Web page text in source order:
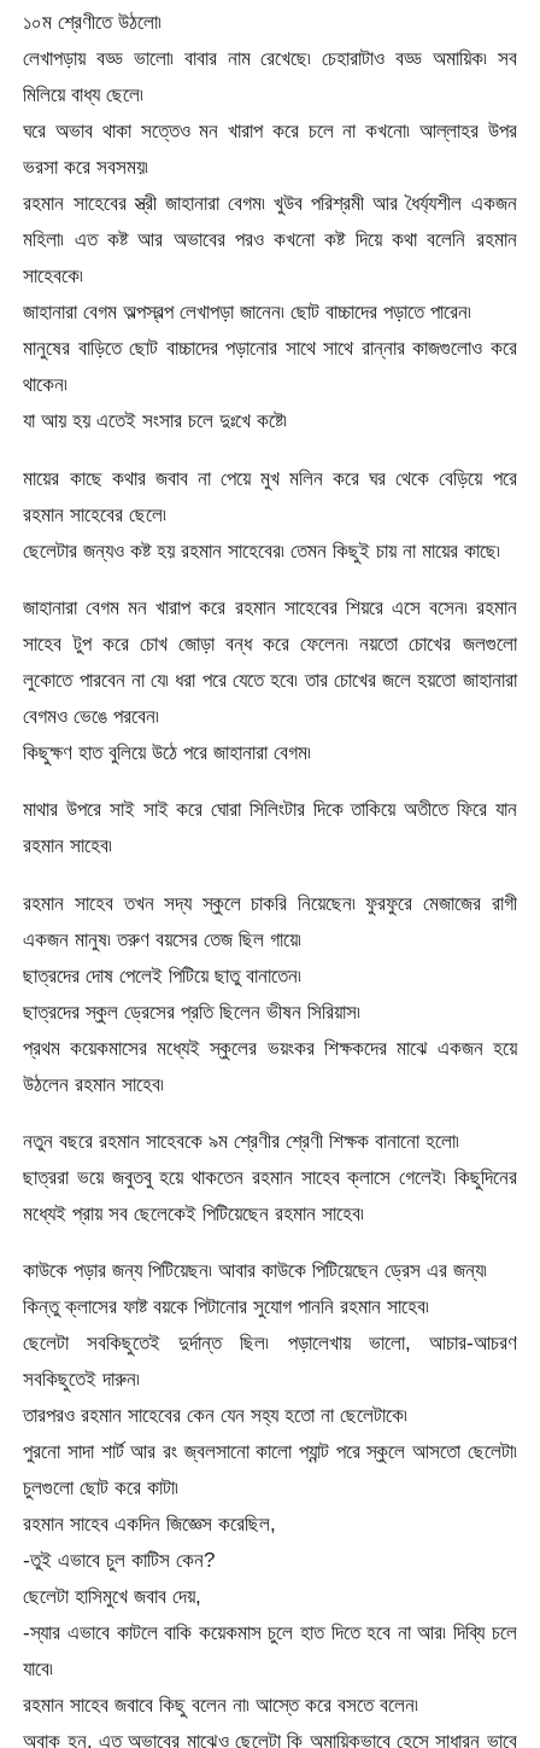
১০ম শ্রেণীতে উঠলো৷
লেখাপড়ায় বড্ড ভালো৷ বাবার নাম রেখেছে৷ চেহারাটাও বড্ড অমায়িক৷ সব
মিলিয়ে বাধ্য ছেলে৷
ঘরে অভাব থাকা সত্তেও মন খারাপ করে চলে না কখনো৷ আল্লাহর উপর
ভরসা করে সবসময়৷
রহমান সাহেবের স্ত্রী জাহানারা বেগম৷ খুউব পরিশ্রমী আর ধৈর্য্যশীল একজন
মহিলা৷ এত কষ্ট আর অভাবের পরও কখনো কষ্ট দিয়ে কথা বলেনি রহমান
সাহেবকে৷
জাহানারা বেগম অল্পস্বল্প লেখাপড়া জানেন৷ ছোট বাচ্চাদের পড়াতে পারেন৷
মানুষের বাড়িতে ছোট বাচ্চাদের পড়ানোর সাথে সাথে রান্নার কাজগুলোও করে
থাকেন৷
যা আয় হয় এতেই সংসার চলে দুঃখে কষ্টে৷
মায়ের কাছে কথার জবাব না পেয়ে মুখ মলিন করে ঘর থেকে বেড়িয়ে পরে
রহমান সাহেবের ছেলে৷
ছেলেটার জন্যও কষ্ট হয় রহমান সাহেবের৷ তেমন কিছুই চায় না মায়ের কাছে৷
জাহানারা বেগম মন খারাপ করে রহমান সাহেবের শিয়রে এসে বসেন৷ রহমান
সাহেব টুপ করে চোখ জোড়া বন্ধ করে ফেলেন৷ নয়তো চোখের জলগুলো
লুকোতে পারবেন না যে৷ ধরা পরে যেতে হবে৷ তার চোখের জলে হয়তো জাহানারা
বেগমও ভেঙে পরবেন৷
কিছুক্ষণ হাত বুলিয়ে উঠে পরে জাহানারা বেগম৷
মাথার উপরে সাই সাই করে ঘোরা সিলিংটার দিকে তাকিয়ে অতীতে ফিরে যান
রহমান সাহেব৷
রহমান সাহেব তখন সদ্য স্কুলে চাকরি নিয়েছেন৷ ফুরফুরে মেজাজের রাগী
একজন মানুষ৷ তরুণ বয়সের তেজ ছিল গায়ে৷
ছাত্রদের দোষ পেলেই পিটিয়ে ছাতু বানাতেন৷
ছাত্রদের স্কুল ড্রেসের প্রতি ছিলেন ভীষন সিরিয়াস৷
প্রথম কয়েকমাসের মধ্যেই স্কুলের ভয়ংকর শিক্ষকদের মাঝে একজন হয়ে
উঠলেন রহমান সাহেব৷
নতুন বছরে রহমান সাহেবকে ৯ম শ্রেণীর শ্রেণী শিক্ষক বানানো হলো৷
ছাত্ররা ভয়ে জবুতবু হয়ে থাকতেন রহমান সাহেব ক্লাসে গেলেই৷ কিছুদিনের
মধ্যেই প্রায় সব ছেলেকেই পিটিয়েছেন রহমান সাহেব৷
কাউকে পড়ার জন্য পিটিয়েছন৷ আবার কাউকে পিটিয়েছেন ড্রেস এর জন্য৷
কিন্তু ক্লাসের ফাষ্ট বয়কে পিটানোর সুযোগ পাননি রহমান সাহেব৷
ছেলেটা সবকিছুতেই দুর্দান্ত ছিল৷ পড়ালেখায় ভালো, আচার-আচরণ
সবকিছুতেই দারুন৷
তারপরও রহমান সাহেবের কেন যেন সহ্য হতো না ছেলেটাকে৷
পুরনো সাদা শার্ট আর রং জ্বলসানো কালো প্যান্ট পরে স্কুলে আসতো ছেলেটা৷
চুলগুলো ছোট করে কাটা৷
রহমান সাহেব একদিন জিজ্ঞেস করেছিল,
-তুই এভাবে চুল কাটিস কেন?
ছেলেটা হাসিমুখে জবাব দেয়,
-স্যার এভাবে কাটলে বাকি কয়েকমাস চুলে হাত দিতে হবে না আর৷ দিব্যি চলে
যাবে৷
রহমান সাহেব জবাবে কিছু বলেন না৷ আস্তে করে বসতে বলেন৷
অবাক হন, এত অভাবের মাঝেও ছেলেটা কি অমায়িকভাবে হেসে সাধারন ভাবে